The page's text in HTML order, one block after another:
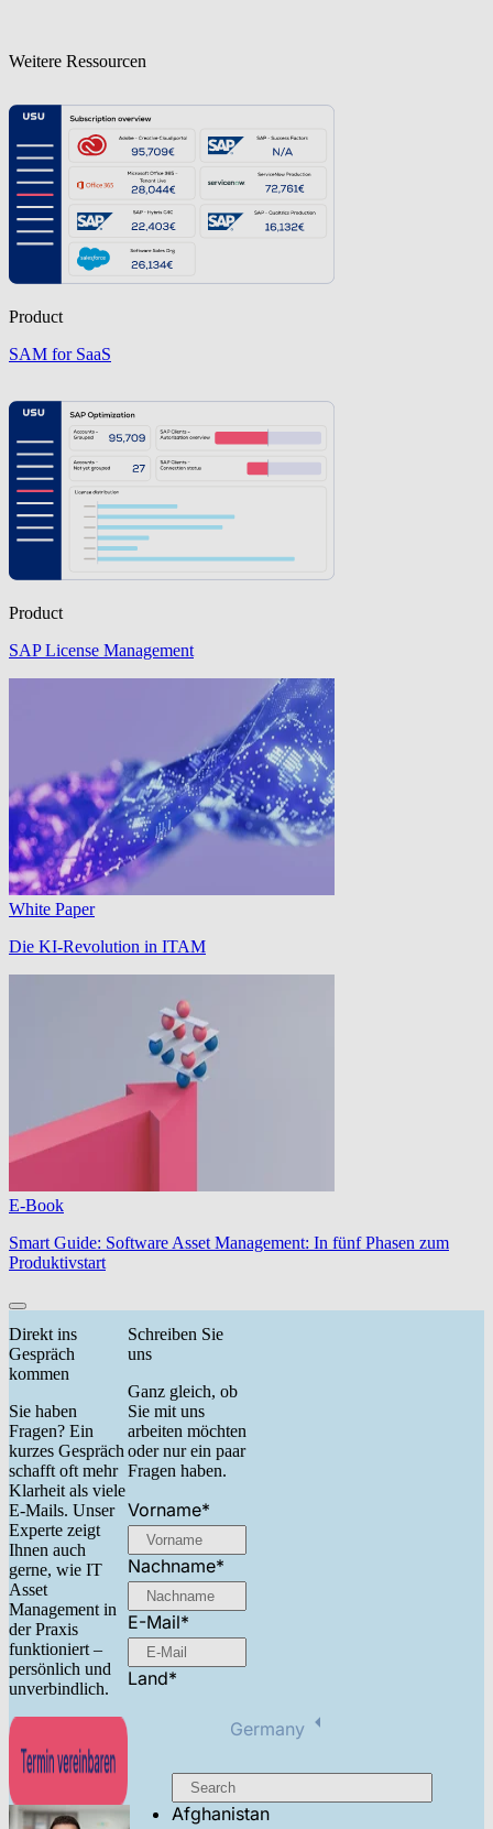
Weitere Ressourcen
Product
SAM for SaaS
Product
SAP License Management
White Paper
Die KI-Revolution in ITAM
E-Book
Smart Guide: Software Asset Management: In fünf Phasen zum
Produktivstart
Direkt ins
Gespräch
kommen
Sie haben
Fragen? Ein
kurzes Gespräch
schafft oft mehr
Klarheit als viele
E-Mails. Unser
Experte zeigt
Ihnen auch
gerne, wie IT
Asset
Management in
der Praxis
funktioniert –
persönlich und
unverbindlich.
Schreiben Sie
uns
Ganz gleich, ob
Sie mit uns
arbeiten möchten
oder nur ein paar
Fragen haben.
Vorname*
Nachname*
E-Mail*
Land*
Germany
Afghanistan